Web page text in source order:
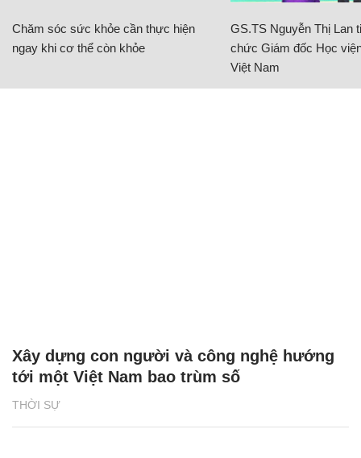
Chăm sóc sức khỏe cần thực hiện
ngay khi cơ thể còn khỏe
GS.TS Nguyễn Thị Lan
chức Giám đốc Học
Việt Nam
THỜI SỰ
Xây dựng con người và công nghệ hướng
tới một Việt Nam bao trùm số